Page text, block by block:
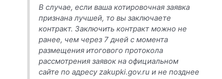
В случае, если ваша котировочная заявка
признана лучшей, то вы заключаете
контракт. Заключить контракт можно не
ранее, чем через 7 дней с момента
размещения итогового протокола
рассмотрения заявок на официальном
сайте по адресу zakupki.gov.ru и не позднее